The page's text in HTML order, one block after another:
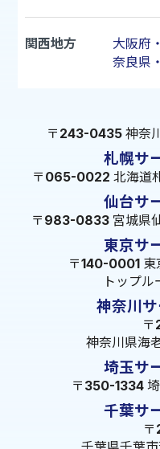
関西地方 大阪府 ・
奈良県 ・
〒243-0435 神奈
札幌サ
〒065-0022 北海道
仙台サ
〒983-0833 宮城県
東京サ
〒140-0001 東
トップ
神奈川
神奈川県海
埼玉サ
〒350-1334
千葉サ